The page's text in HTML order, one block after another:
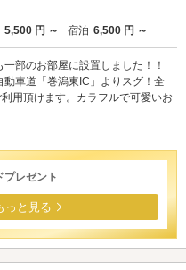
5,500 円 ～ 宿泊 6,500 円 ～
部のお部屋に設置しました！！
車道「巻潟東IC」よりスグ！全
用頂けます。カラフルで可愛いお
プレゼント
っと見る